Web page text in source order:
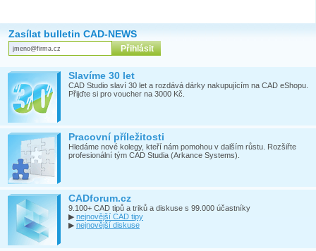
Zasílat bulletin CAD-NEWS
Slavíme 30 let
CAD Studio slaví 30 let a rozdává dárky nakupujícím na CAD eShopu.
Přijďte si pro voucher na 3000 Kč.
Pracovní příležitosti
Hledáme nové kolegy, kteří nám pomohou v dalším růstu. Rozšiřte
profesionální tým CAD Studia (Arkance Systems).
CADforum.cz
9.100+ CAD tipů a triků a diskuse s 99.000 účastníky
▶ nejnovější CAD tipy
▶ nejnovější diskuse